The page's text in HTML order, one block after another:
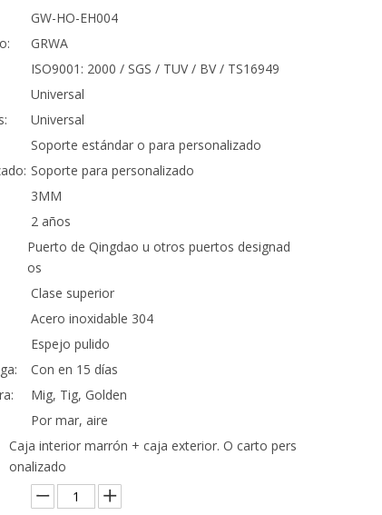
GW-HO-EH004
GRWA
ISO9001: 2000 / SGS / TUV / BV / TS16949
Universal
Universal
Soporte estándar o para personalizado
Soporte para personalizado
3MM
2 años
Puerto de Qingdao u otros puertos designad
os
Clase superior
Acero inoxidable 304
Espejo pulido
Con en 15 días
Mig, Tig, Golden
Por mar, aire
Caja interior marrón + caja exterior. O carto pers
onalizado